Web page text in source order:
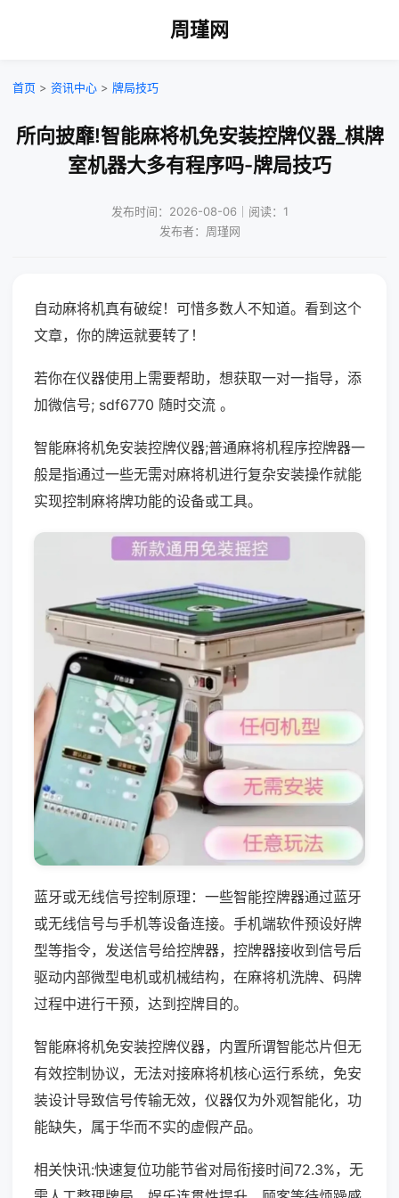
周瑾网
首页 > 资讯中心 > 牌局技巧
所向披靡!智能麻将机免安装控牌仪器_棋牌
室机器大多有程序吗-牌局技巧
发布时间：2026-08-06｜阅读：1
发布者：周瑾网
自动麻将机真有破绽！可惜多数人不知道。看到这个
文章，你的牌运就要转了！
若你在仪器使用上需要帮助，想获取一对一指导，添
加微信号; sdf6770 随时交流 。
智能麻将机免安装控牌仪器;普通麻将机程序控牌器一
般是指通过一些无需对麻将机进行复杂安装操作就能
实现控制麻将牌功能的设备或工具。
蓝牙或无线信号控制原理：一些智能控牌器通过蓝牙
或无线信号与手机等设备连接。手机端软件预设好牌
型等指令，发送信号给控牌器，控牌器接收到信号后
驱动内部微型电机或机械结构，在麻将机洗牌、码牌
过程中进行干预，达到控牌目的。
智能麻将机免安装控牌仪器，内置所谓智能芯片但无
有效控制协议，无法对接麻将机核心运行系统，免安
装设计导致信号传输无效，仪器仅为外观智能化，功
能缺失，属于华而不实的虚假产品。
相关快讯:快速复位功能节省对局衔接时间72.3%，无